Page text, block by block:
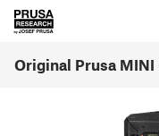
Original Prusa MINI